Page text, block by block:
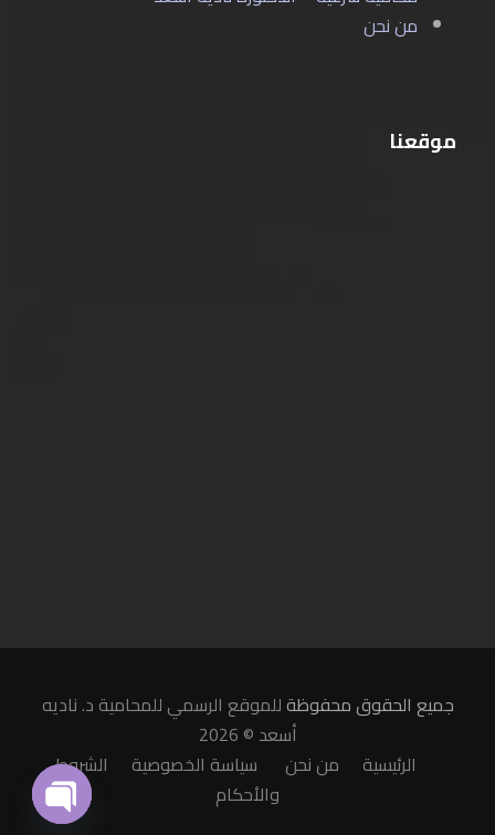
من نحن
موقعنا
جميع الحقوق محفوظةللموقع الرسمي للمحامية د. ناديه
أسعد © 2026
الرئيسية
من نحن سياسة الخصوصية
الشروط
والأحكام